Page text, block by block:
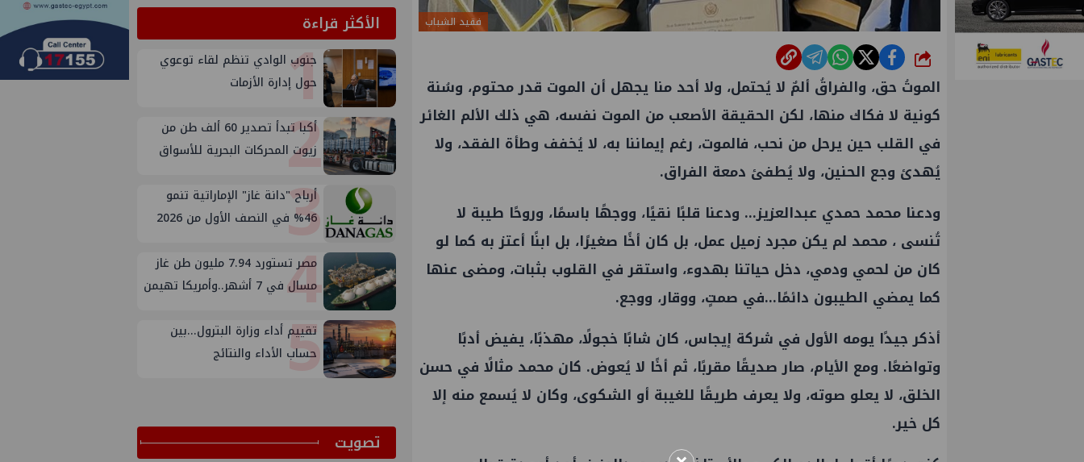
فقيد الشباب
شارك
الموتُ حق، والفراقُ ألمٌ لا يُحتمل، ولا أحد منا يجهل أن الموت قدر محتوم، وسُنة
كونية لا فكاك منها، لكن الحقيقة الأصعب من الموت نفسه، هي ذلك الألم الغائر
في القلب حين يرحل من نحب، فالموت، رغم إيماننا به، لا يُخفف وطأة الفقد، ولا
يُهدئ وجع الحنين، ولا يُطفئ دمعة الفراق.
ودعنا محمد حمدي عبدالعزيز… ودعنا قلبًا نقيًا، ووجهًا باسمًا، وروحًا طيبة لا
تُنسى ، محمد لم يكن مجرد زميل عمل، بل كان أخًا صغيرًا، بل ابنًا أعتز به كما لو
كان من لحمي ودمي، دخل حياتنا بهدوء، واستقر في القلوب بثبات، ومضى عنها
كما يمضي الطيبون دائمًا…في صمتٍ، ووقار، ووجع.
أذكر جيدًا يومه الأول في شركة إيجاس، كان شابًا خجولًا، مهذبًا، يفيض أدبًا
وتواضعًا. ومع الأيام، صار صديقًا مقربًا، ثم أخًا لا يُعوض. كان محمد مثالًا في حسن
الخلق، لا يعلو صوته، ولا يعرف طريقًا للغيبة أو الشكوى، وكان لا يُسمع منه إلا
كل خير.
الأكثر قراءة
1
جنوب الوادي تنظم لقاء توعوي
حول إدارة الأزمات
2
أكبا تبدأ تصدير 60 ألف طن من
زيوت المحركات البحرية للأسواق
3
أرباح "دانة غاز" الإماراتية تنمو
46% في النصف الأول من 2026
4
مصر تستورد 7.94 مليون طن غاز
مسال في 7 أشهر..وأمريكا تهيمن
5
تقييم أداء وزارة البترول...بين
حساب الأداء والنتائج
ﺗﺼﻮﻳﺖ